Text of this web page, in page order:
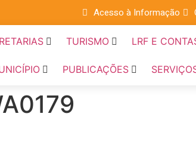
Acesso à Informação
TURISMO LRF E
PUBLICAÇÕES